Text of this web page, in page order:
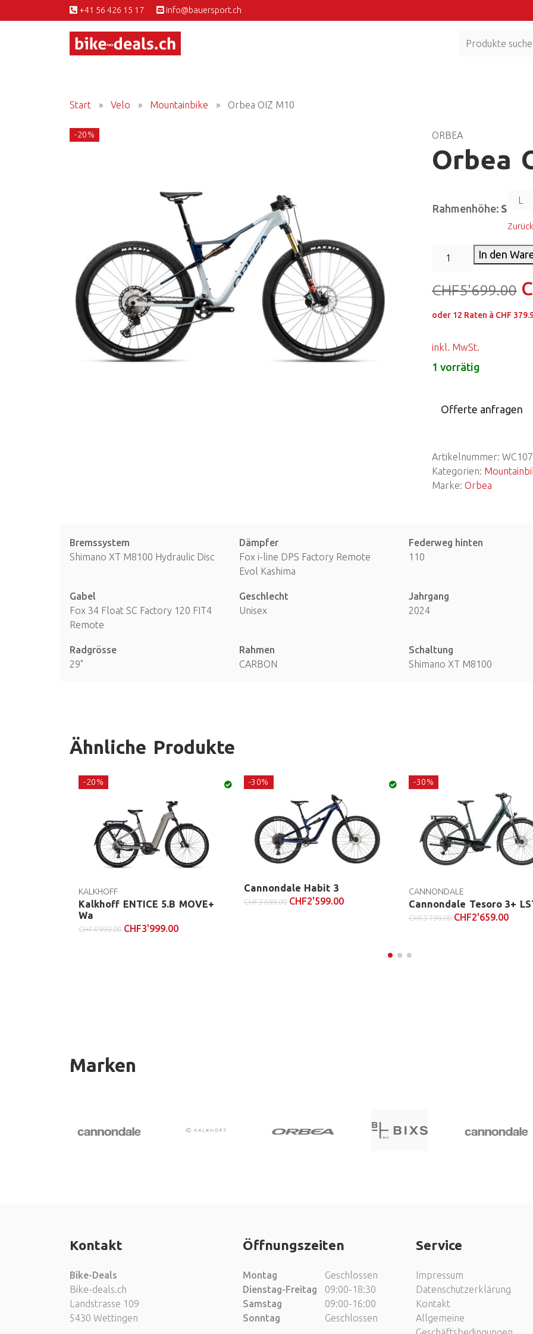
+41 56 426 15 17 info@bauersport.ch
Start » Velo » Mountainbike » Orbea OIZ M10
-20% ORBEA
Orbea
Rahmenhöhe: S
In den
CHF5'699.00
oder 12 Raten à CHF
inkl. MwSt.
1 vorrätig
Offerte anfragen
Artikelnummer:
Kategorien:
Marke: Orbea
Bremssystem
Shimano XT M8100 Hydraulic Disc
Dämpfer
Fox i-line DPS Factory Remote
Evol Kashima
Federweg hinten
110
Gabel
Fox 34 Float SC Factory 120 FIT4
Remote
Geschlecht
Unisex
Jahrgang
2024
Radgrösse
29"
Rahmen
CARBON
Schaltung
Shimano XT M8100
Ähnliche Produkte
-20%
KALKHOFF
Kalkhoff ENTICE 5.B MOVE+
Wa
CHF4'999.00 CHF3'999.00
-30%
Cannondale Habit 3
CHF3'699.00 CHF2'599.00
-30%
CANNONDALE
Cannondale Tesoro 3+
CHF3'799.00 CHF2'659.00
Marken
Kontakt
Bike-Deals
Bike-deals.ch
Landstrasse 109
5430 Wettingen
Öffnungszeiten
Montag
Geschlossen
Dienstag-Freitag
09:00-18:30
Samstag
09:00-16:00
Sonntag
Geschlossen
Service
Impressum
Datenschutzerklärung
Kontakt
Allgemeine